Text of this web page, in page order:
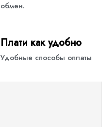
обмен.
Плати как удобно
Удобные способы оплаты